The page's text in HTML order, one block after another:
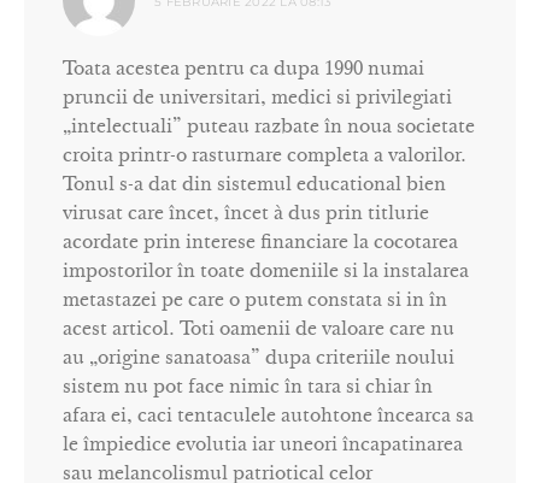
Toata acestea pentru ca dupa 1990 numai
pruncii de universitari, medici si privilegiati
„intelectuali” puteau razbate în noua societate
croita printr-o rasturnare completa a valorilor.
Tonul s-a dat din sistemul educational bien
virusat care încet, încet à dus prin titlurie
acordate prin interese financiare la cocotarea
impostorilor în toate domeniile si la instalarea
metastazei pe care o putem constata si in în
acest articol. Toti oamenii de valoare care nu
au „origine sanatoasa” dupa criteriile noului
sistem nu pot face nimic în tara si chiar în
afara ei, caci tentaculele autohtone încearca sa
le împiedice evolutia iar uneori încapatinarea
sau melancolismul patriotical celor